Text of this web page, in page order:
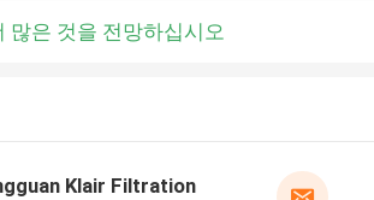
많은 것을 전망하십시오
Klair Filtration